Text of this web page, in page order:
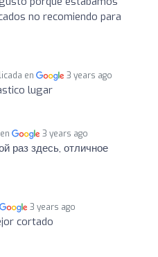
no recomiendo para
en 3 years ago
lugar
3 years ago
раз здесь, отличное
3 years ago
cortado